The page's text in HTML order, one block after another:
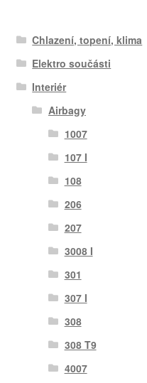
Chlazení, topení, klima
Elektro součásti
Interiér
Airbagy
1007
107 I
108
206
207
3008 I
301
307 I
308
308 T9
4007